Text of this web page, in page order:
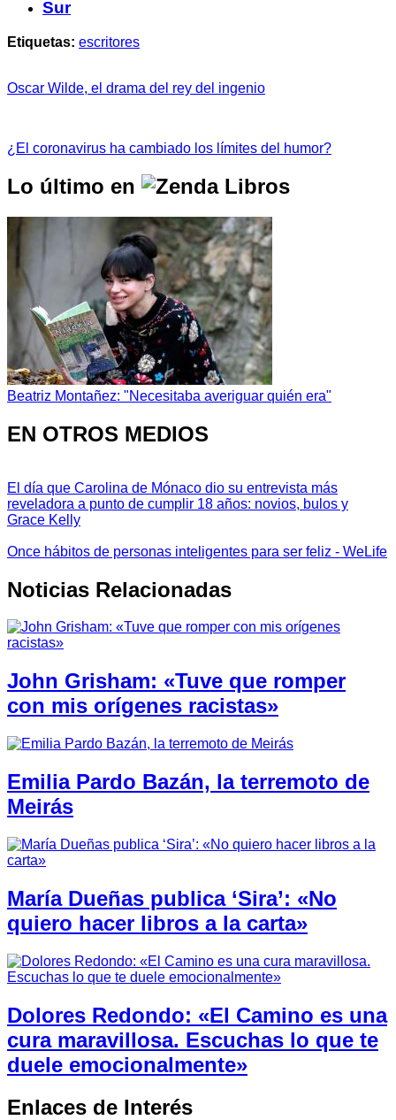
Sur
Etiquetas: escritores
Oscar Wilde, el drama del rey del ingenio
¿El coronavirus ha cambiado los límites del humor?
Lo último en
Beatriz Montañez: "Necesitaba averiguar quién era"
EN OTROS MEDIOS
El día que Carolina de Mónaco dio su entrevista más
reveladora a punto de cumplir 18 años: novios, bulos y
Grace Kelly
Once hábitos de personas inteligentes para ser feliz - WeLife
Noticias Relacionadas
John Grisham: «Tuve que romper
con mis orígenes racistas»
Emilia Pardo Bazán, la terremoto de
Meirás
María Dueñas publica ‘Sira’: «No
quiero hacer libros a la carta»
Dolores Redondo: «El Camino es una
cura maravillosa. Escuchas lo que te
duele emocionalmente»
Enlaces de Interés